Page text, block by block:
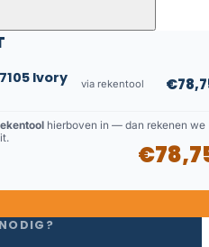
Ivory via rekentool
hierboven in — dan rekenen we